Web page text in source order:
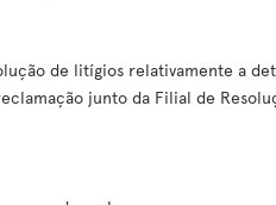
de litígios relativamente a
junto da Filial de